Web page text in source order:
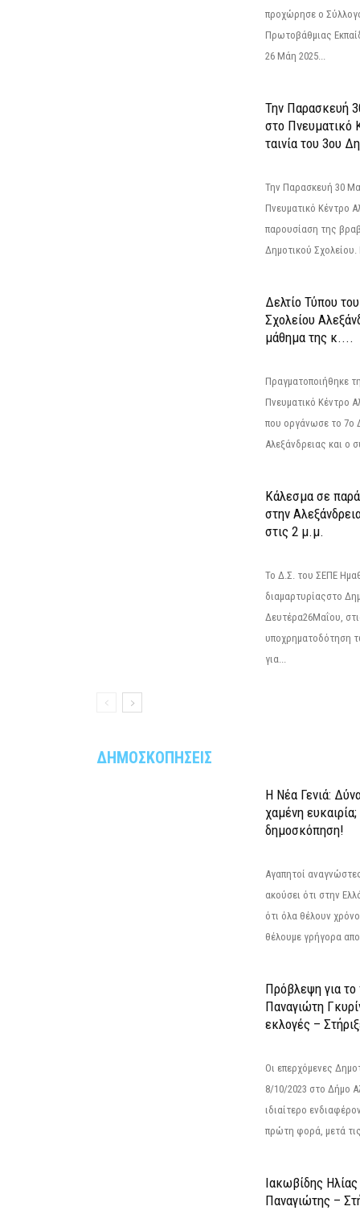
προχώρησε ο
Πρωτοβάθμιας
26 Μάη 2025...
Την Παρασκευή
στο Πνευματικό
ταινία του 3ου
Την Παρασκευή 30
Πνευματικό Κέντρο
παρουσίαση της
Δημοτικού Σχολείου.
Δελτίο Τύπου
Σχολείου
μάθημα της κ....
Πραγματοποιήθηκε
Πνευματικό Κέντρο
που οργάνωσε το 7ο
Αλεξάνδρειας και ο
Κάλεσμα σε
στην
στις 2 μ.μ.
Το Δ.Σ. του ΣΕΠΕ
διαμαρτυρίαςστο
Δευτέρα26Μαΐου,
υποχρηματοδότηση
για...
ΔΗΜΟΣΚΟΠΗΣΕΙΣ
Η Νέα Γενιά:
χαμένη
δημοσκόπηση!
Αγαπητοί
ακούσει ότι στην
ότι όλα θέλουν
θέλουμε γρήγορα
Πρόβλεψη για
Παναγιώτη
εκλογές –
Οι επερχόμενες
8/10/2023 στο Δήμο
ιδιαίτερο
πρώτη φορά, μετά τις
Ιακωβίδης
Παναγιώτης –